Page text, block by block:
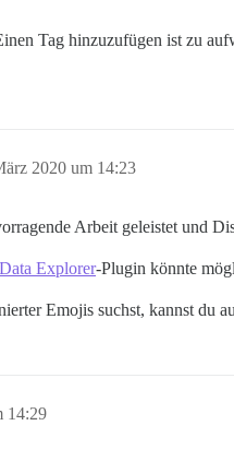
Tag hinzuzufügen ist zu
2020 um 14:23
Arbeit geleistet und
Data Explorer-Plugin könnte
Emojis suchst, kannst du
14:29